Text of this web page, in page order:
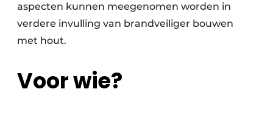
aspecten kunnen meegenomen worden in
verdere invulling van brandveiliger bouwen
met hout.
Voor wie?